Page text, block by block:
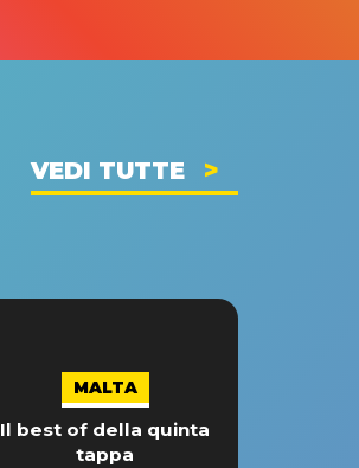
VEDI TUTTE
MALTA
Il best of della quinta
tappa